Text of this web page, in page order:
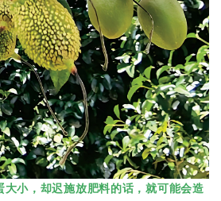
大小，却迟施放肥料的话，就可能会造